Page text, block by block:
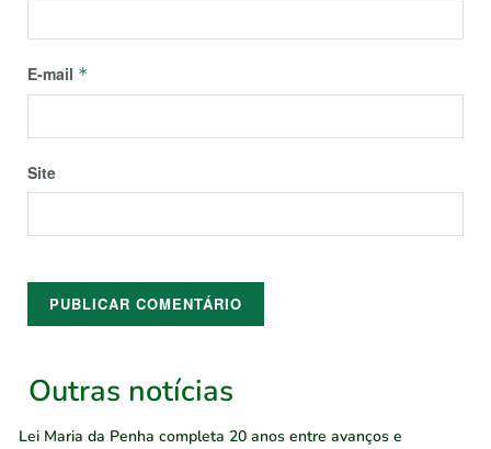
E-mail *
Site
Outras notícias
Lei Maria da Penha completa 20 anos entre avanços e